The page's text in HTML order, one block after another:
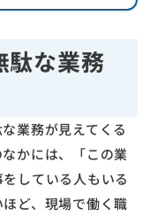
駄な業務
業務が見えてくる
かには、「この業
している人もいる
ど、現場で働く職